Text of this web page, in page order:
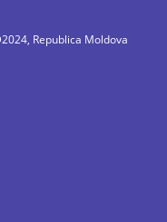
Republica Moldova